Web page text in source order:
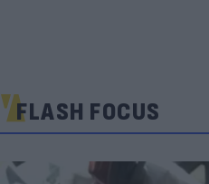
FLASH FOCUS